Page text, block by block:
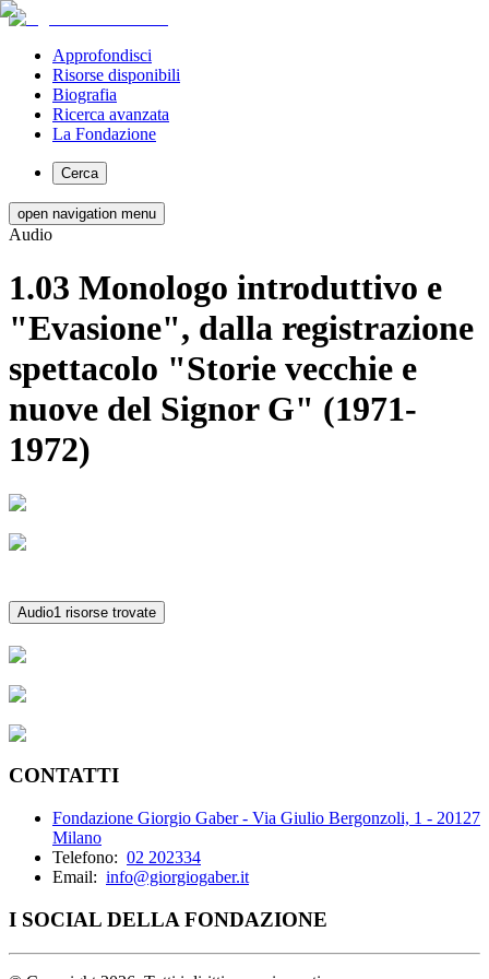
Approfondisci
Risorse disponibili
Biografia
Ricerca avanzata
La Fondazione
Cerca
open navigation menu
Audio
1.03 Monologo introduttivo e
"Evasione", dalla registrazione
spettacolo "Storie vecchie e
nuove del Signor G" (1971-
1972)
Audio1 risorse trovate
CONTATTI
Fondazione Giorgio Gaber - Via Giulio Bergonzoli, 1 - 20127
Milano
Telefono: 02 202334
Email: info@giorgiogaber.it
I SOCIAL DELLA FONDAZIONE